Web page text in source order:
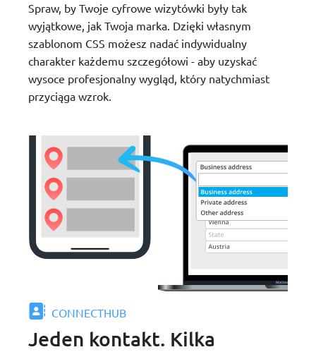
Spraw, by Twoje cyfrowe wizytówki były tak
wyjątkowe, jak Twoja marka. Dzięki własnym
szablonom CSS możesz nadać indywidualny
charakter każdemu szczegółowi - aby uzyskać
wysoce profesjonalny wygląd, który natychmiast
przyciąga wzrok.
CONNECTHUB
Jeden kontakt. Kilka